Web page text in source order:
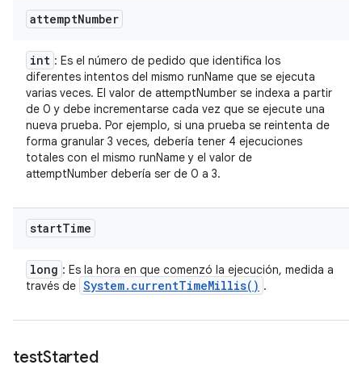
attemptNumber
int : Es el número de pedido que identifica los
diferentes intentos del mismo runName que se ejecuta
varias veces. El valor de attemptNumber se indexa a partir
de 0 y debe incrementarse cada vez que se ejecute una
nueva prueba. Por ejemplo, si una prueba se reintenta de
forma granular 3 veces, debería tener 4 ejecuciones
totales con el mismo runName y el valor de
attemptNumber debería ser de 0 a 3.
startTime
long : Es la hora en que comenzó la ejecución, medida a
través de System. currentTimeMillis( ) .
testStarted